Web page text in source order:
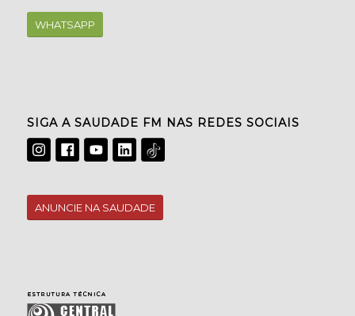
WHATSAPP
SIGA A SAUDADE FM NAS REDES SOCIAIS
ANUNCIE NA SAUDADE